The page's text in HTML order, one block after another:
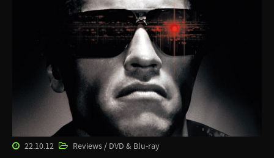
22.10.12 Reviews / DVD & Blu-ray